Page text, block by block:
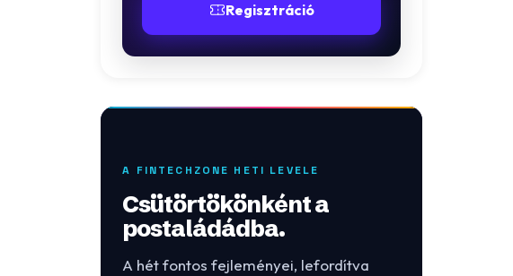
Regisztráció
A FINTECHZONE HETI LEVELE
Csütörtökönként a
postaládádba.
A hét fontos fejleményei, lefordítva